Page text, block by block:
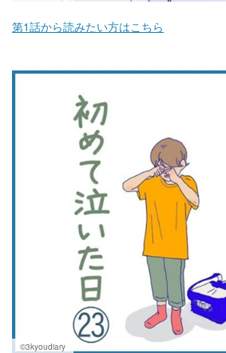
第1話から読みたい方はこちら
©3kyoudiary